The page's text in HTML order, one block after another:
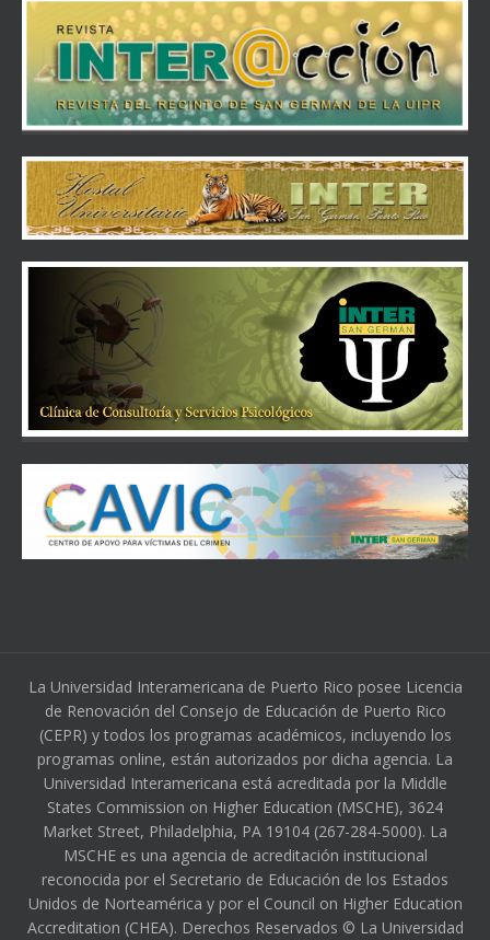
La Universidad Interamericana de Puerto Rico posee Licencia
de Renovación del Consejo de Educación de Puerto Rico
(CEPR) y todos los programas académicos, incluyendo los
programas online, están autorizados por dicha agencia. La
Universidad Interamericana está acreditada por la Middle
States Commission on Higher Education (MSCHE), 3624
Market Street, Philadelphia, PA 19104 (267-284-5000). La
MSCHE es una agencia de acreditación institucional
reconocida por el Secretario de Educación de los Estados
Unidos de Norteamérica y por el Council on Higher Education
Accreditation (CHEA). Derechos Reservados © La Universidad